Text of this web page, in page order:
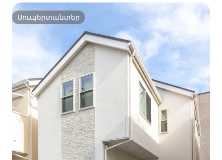
Սուպերտանտեր
Սուպերտանտեր